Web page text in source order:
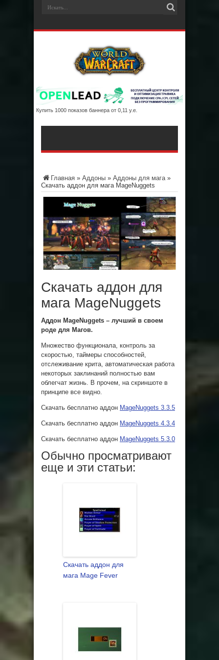
Купить 1000 показов баннера от 0,11 у.е.
Главная » Аддоны » Аддоны для мага»
Скачать аддон для мага MageNuggets
Скачать аддон для
мага MageNuggets
Аддон MageNuggets – лучший в своем
роде для Магов.
Множество функционала, контроль за
скоростью, таймеры способностей,
отслеживание крита, автоматическая работа
некоторых заклинаний полностью вам
облегчат жизнь. В прочем, на скриншоте в
принципе все видно.
Скачать бесплатно аддон MageNuggets 3.3.5
Скачать бесплатно аддон MageNuggets 4.3.4
Скачать бесплатно аддон MageNuggets 5.3.0
Обычно просматривают
еще и эти статьи:
Скачать аддон для
мага Mage Fever